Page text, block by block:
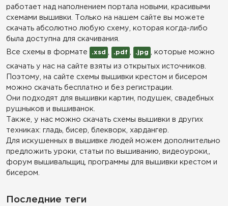
работает над наполнением портала новыми, красивыми
схемами вышивки. Только на нашем сайте вы можете
скачать абсолютно любую схему, которая когда-либо
была доступна для скачивания.
Все схемы в формате
.xsd .pdf .jpg , которые можно
скачать у нас на сайте взяты из открытых источников.
Поэтому, на сайте схемы вышивки крестом и бисером
можно скачать бесплатно и без регистрации.
Они подходят для вышивки картин, подушек, свадебных
рушныков и вышиванок.
Также, у нас можно скачать схемы вышивки в других
техниках: гладь, бисер, блекворк, хардангер.
Для искушенных в вышивке людей можем дополнительно
предложить уроки, статьи по вышиванию, видеоуроки,,
форум вышивальщиц, программы для вышивки крестом и
бисером.
Последние теги